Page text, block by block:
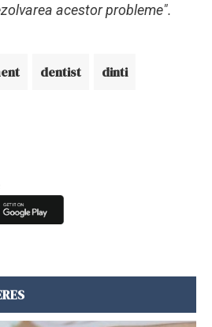
acestor probleme".
dentist dinti